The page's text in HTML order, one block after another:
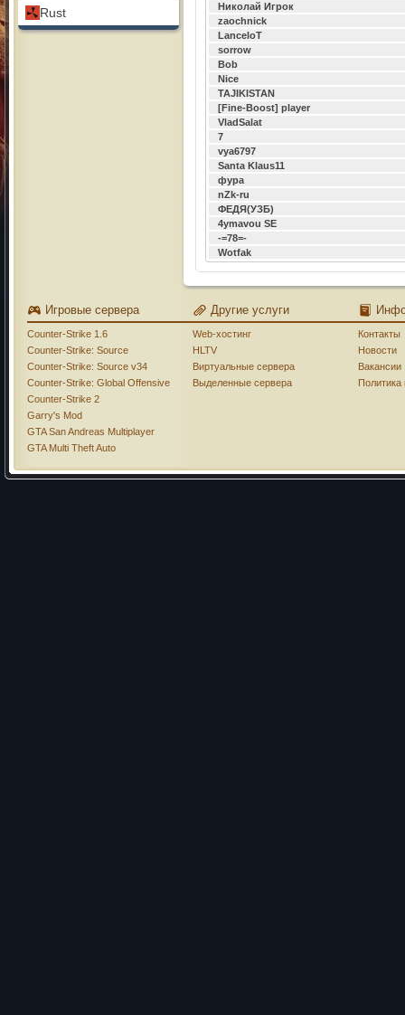
Rust
Николай Игрок
zaochnick
LanceloT
sorrow
Bob
Nice
TAJIKISTAN
[Fine-Boost] player
VladSalat
7
vya6797
Santa Klaus11
фура
nZk-ru
ФЕДЯ(УЗБ)
4ymavou SE
-=78=-
Wotfak
Игровые сервера
Counter-Strike 1.6
Counter-Strike: Source
Counter-Strike: Source v34
Counter-Strike: Global Offensive
Counter-Strike 2
Garry's Mod
GTA San Andreas Multiplayer
GTA Multi Theft Auto
Другие услуги
Web-хостинг
HLTV
Виртуальные сервера
Выделенные сервера
Контакты
Новости
Вакансии
Политика